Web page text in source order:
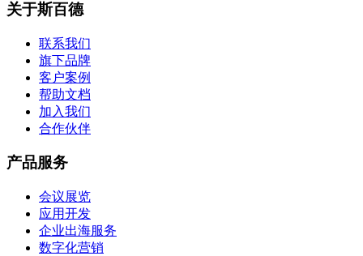
关于斯百德
联系我们
旗下品牌
客户案例
帮助文档
加入我们
合作伙伴
产品服务
会议展览
应用开发
企业出海服务
数字化营销